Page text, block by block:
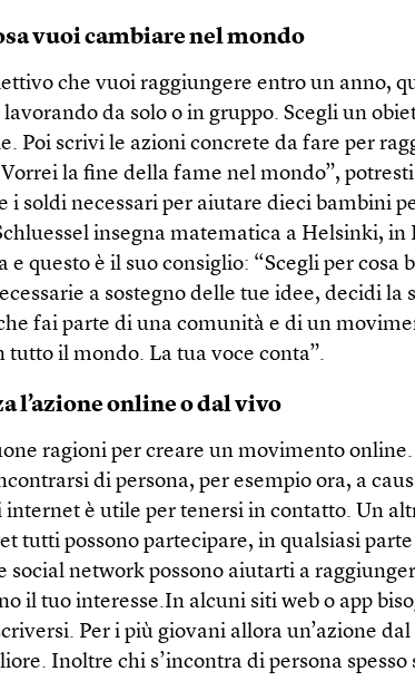
vuoi cambiare nel mondo
che vuoi raggiungere entro un anno,
da solo o in gruppo. Scegli un
Poi scrivi le azioni concrete da fare per
la fine della fame nel mondo”,
i soldi necessari per aiutare dieci bambini
insegna matematica a Helsinki, in
e questo è il suo consiglio: “Scegli per cosa
a sostegno delle tue idee, decidi la
fai parte di una comunità e di un
tutto il mondo. La tua voce conta”.
l’azione online o dal vivo
ragioni per creare un movimento
di persona, per esempio ora, a
internet è utile per tenersi in contatto. Un
tutti possono partecipare, in qualsiasi
social network possono aiutarti a
il tuo interesse.In alcuni siti web o app
Per i più giovani allora un’azione dal
Inoltre chi s’incontra di persona spesso